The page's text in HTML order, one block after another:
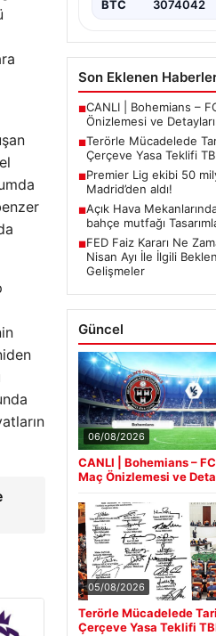
BTC 3074042
Son Eklenen
■CANLI | Bohemians –
Önizlemesi ve Detayları
■Terörle Mücadelede
Çerçeve Yasa Teklifi
■Premier Lig ekibi 50
Madrid’den aldı!
■Açık Hava
bahçe mutfağı
■FED Faiz Kararı Ne
Nisan Ayı İle İlgili
Gelişmeler
Güncel
06/08/2026
CANLI | Bohemians –
Maç Önizlemesi ve
05/08/2026
Terörle Mücadelede
Çerçeve Yasa Teklifi